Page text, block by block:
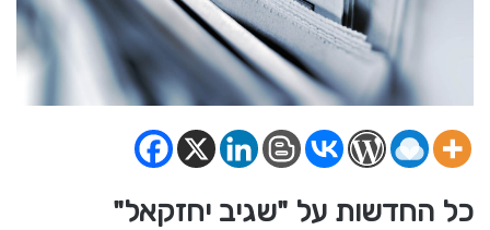
כל החדשות על "שגיב יחזקאל"